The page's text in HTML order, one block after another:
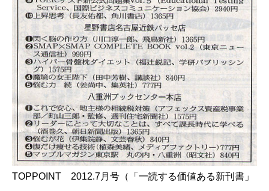
TOPPOINT 2012.7月号（「一読する価値ある新刊書」